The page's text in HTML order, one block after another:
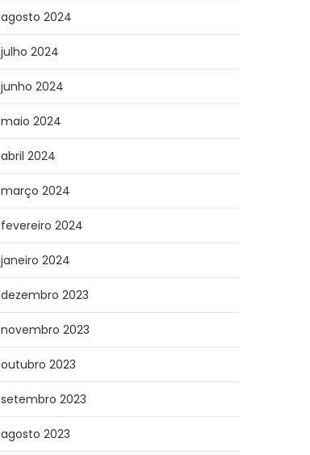
agosto 2024
julho 2024
junho 2024
maio 2024
abril 2024
março 2024
fevereiro 2024
janeiro 2024
dezembro 2023
novembro 2023
outubro 2023
setembro 2023
agosto 2023